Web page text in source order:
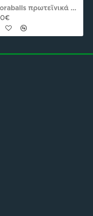
Adoraballs πρωτεϊνικά μπαλάκια choco praline delight 40γρ Nutree Χ.ΓΛ